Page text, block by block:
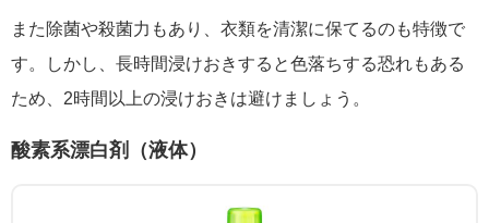
また除菌や殺菌力もあり、衣類を清潔に保てるのも特徴で
す。しかし、長時間浸けおきすると色落ちする恐れもある
ため、2時間以上の浸けおきは避けましょう。
酸素系漂白剤（液体）